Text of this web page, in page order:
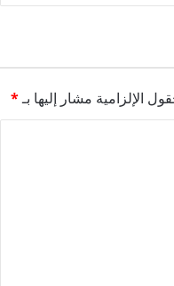
الإلزامية مشار إليها بـ*